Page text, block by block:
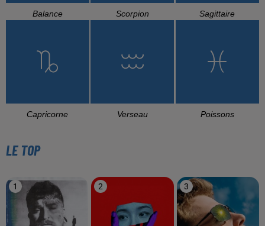
Balance Scorpion Sagittaire
Capricorne Verseau Poissons
LE TOP
1 2 3